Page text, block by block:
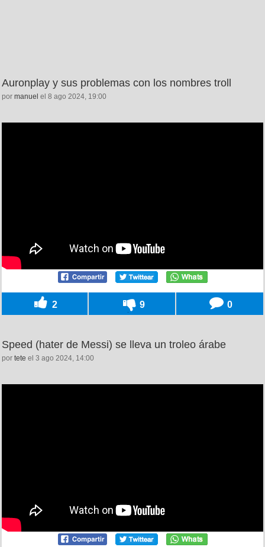
Auronplay y sus problemas con los nombres troll
por manuel el 8 ago 2024, 19:00
2 9 0
Speed (hater de Messi) se lleva un troleo árabe
por tete el 3 ago 2024, 14:00